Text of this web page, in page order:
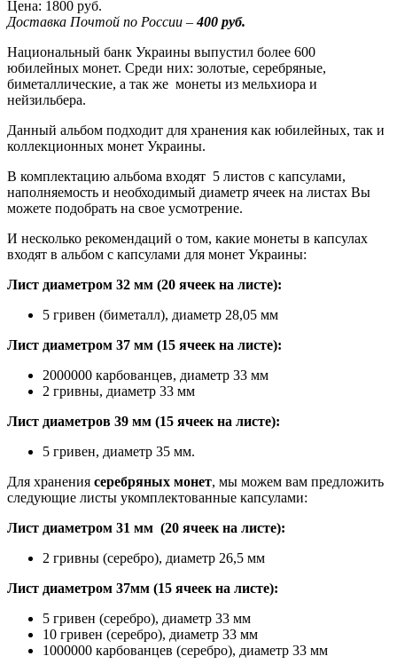
Цена: 1800 руб.
Доставка Почтой по России –400 руб.
Национальный банк Украины выпустил более 600
юбилейных монет. Среди них: золотые, серебряные,
биметаллические, а так же монеты из мельхиора и
нейзильбера.
Данный альбом подходит для хранения как юбилейных, так и
коллекционных монет Украины.
В комплектацию альбома входят 5 листов с капсулами,
наполняемость и необходимый диаметр ячеек на листах Вы
можете подобрать на свое усмотрение.
И несколько рекомендаций о том, какие монеты в капсулах
входят в альбом с капсулами для монет Украины:
Лист диаметром 32 мм (20 ячеек на листе):
5 гривен (биметалл), диаметр 28,05 мм
Лист диаметром 37 мм (15 ячеек на листе):
2000000 карбованцев, диаметр 33 мм
2 гривны, диаметр 33 мм
Лист диаметров 39 мм (15 ячеек на листе):
5 гривен, диаметр 35 мм.
Для хранения серебряных монет, мы можем вам предложить
следующие листы укомплектованные капсулами:
Лист диаметром 31 мм (20 ячеек на листе):
2 гривны (серебро), диаметр 26,5 мм
Лист диаметром 37мм (15 ячеек на листе):
5 гривен (серебро), диаметр 33 мм
10 гривен (серебро), диаметр 33 мм
1000000 карбованцев (серебро), диаметр 33 мм